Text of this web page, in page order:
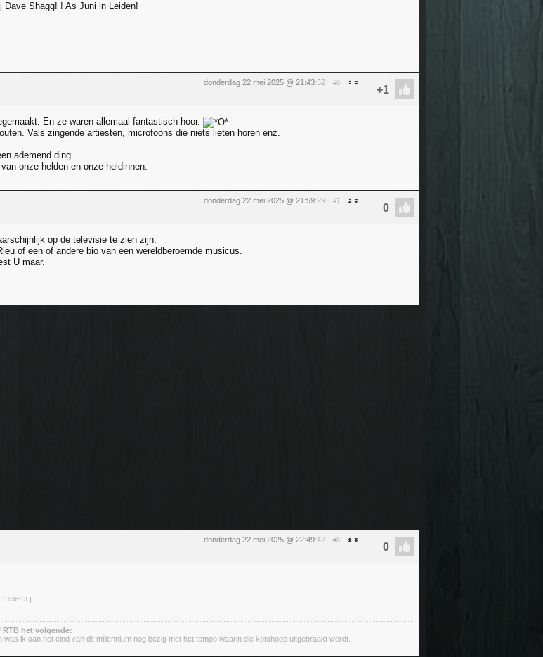
Dave Shagg! ! As Juni in Leiden!
donderdag 22 mei 2025 @ 21:43:52 #6
En ze waren allemaal fantastisch hoor.
Vals zingende artiesten, microfoons die niets lieten horen enz.
ademend ding.
onze helden en onze heldinnen.
donderdag 22 mei 2025 @ 21:59:29 #7
op de televisie te zien zijn.
of een of andere bio van een wereldberoemde musicus.
U maar.
donderdag 22 mei 2025 @ 22:49:42 #8
13:36:13 ]
RTB het volgende:
ik aan het eind van dit millennium nog bezig met het tempo waarin die kotshoop uitgebraakt wordt.